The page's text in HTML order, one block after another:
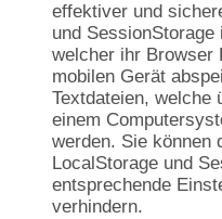
effektiver und
und
welcher ihr Browser
mobilen Gerät
Textdateien, welche
einem
werden. Sie können
LocalStorage und
entsprechende
verhindern.